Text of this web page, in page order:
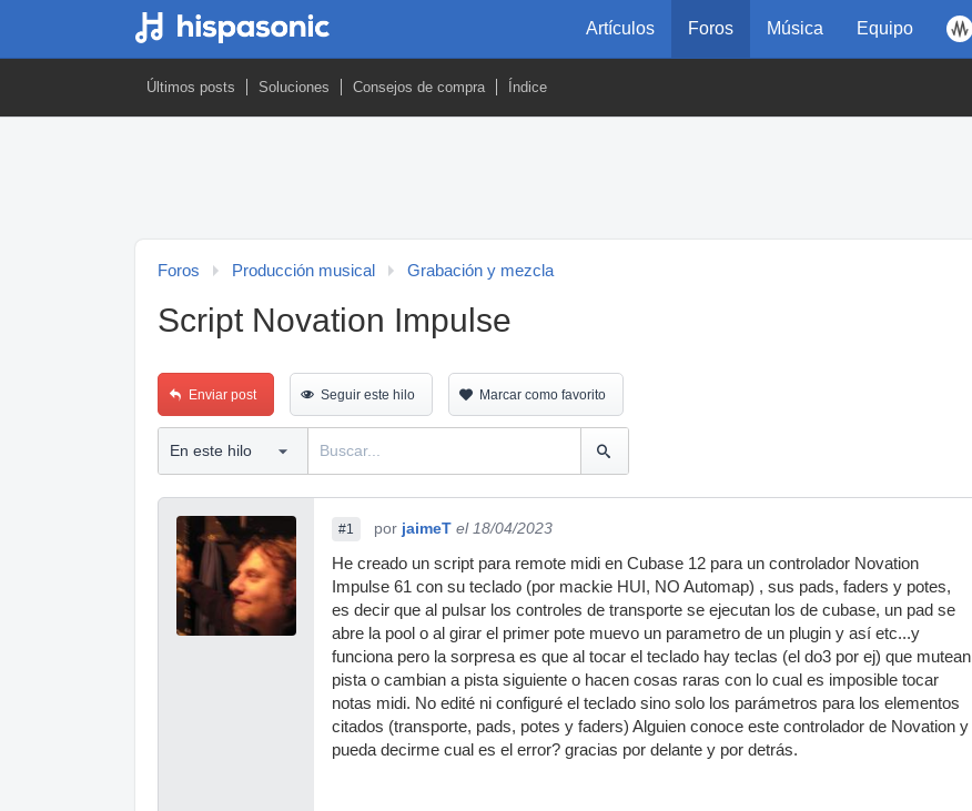
Artículos Foros Música Equipo
Últimos posts Soluciones Consejos de compra Índice
Foros Producción musical Grabación y mezcla
Script Novation Impulse
Enviar post Seguir este hilo Marcar como favorito
#1 por jaimeT el 18/04/2023
He creado un script para remote midi en Cubase 12 para un controlador Novation
Impulse 61 con su teclado (por mackie HUI, NO Automap) , sus pads, faders y potes,
es decir que al pulsar los controles de transporte se ejecutan los de cubase, un pad se
abre la pool o al girar el primer pote muevo un parametro de un plugin y así etc...y
funciona pero la sorpresa es que al tocar el teclado hay teclas (el do3 por ej) que mutean
pista o cambian a pista siguiente o hacen cosas raras con lo cual es imposible tocar
notas midi. No edité ni configuré el teclado sino solo los parámetros para los elementos
citados (transporte, pads, potes y faders) Alguien conoce este controlador de Novation y
pueda decirme cual es el error? gracias por delante y por detrás.